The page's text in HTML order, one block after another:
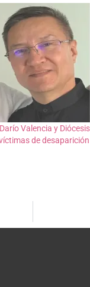
Valencia y
de